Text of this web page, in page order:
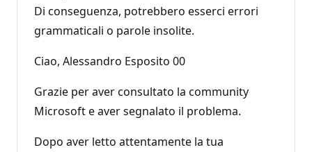
Di conseguenza, potrebbero esserci errori
grammaticali o parole insolite.
Ciao, Alessandro Esposito 00
Grazie per aver consultato la community
Microsoft e aver segnalato il problema.
Dopo aver letto attentamente la tua